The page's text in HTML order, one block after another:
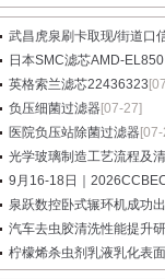
武昌虎泉刷卡取现/街道口
日本SMC滤芯AMD-
英格索兰滤芯22436323
负压细菌过滤器[07-27]
医院负压站除菌过滤器
光学玻璃制造工艺流程及
9月16-18日｜
泉跃数控卧式辗环机成功
汽车去虫胶清洗性能提升
柠檬烯杀虫剂乳液乳化表